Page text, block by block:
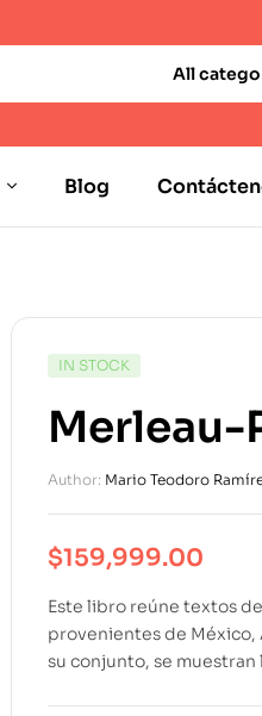
All
Blog
IN STOCK
Merleau-
Author: Mario Teodoro
$159,999.00
Este libro reúne textos
provenientes de México,
su conjunto, se